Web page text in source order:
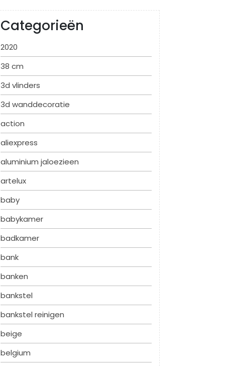
Categorieën
2020
38 cm
3d vlinders
3d wanddecoratie
action
aliexpress
aluminium jaloezieen
artelux
baby
babykamer
badkamer
bank
banken
bankstel
bankstel reinigen
beige
belgium